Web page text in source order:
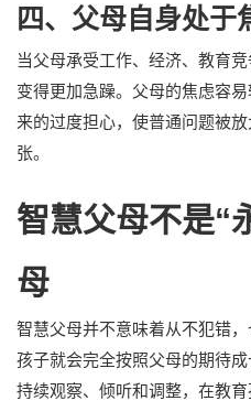
四、父母自身处于
当父母承受工作、经济、教育
变得更加急躁。父母的焦虑容
来的过度担心，使普通问题被
张。
智慧父母不是“
母
智慧父母并不意味着从不犯错，
孩子就会完全按照父母的期待
持续观察、倾听和调整，在教